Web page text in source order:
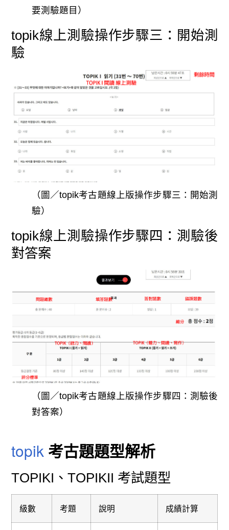
要測驗題目）
topik線上測驗操作步驟三：開始測
驗
（圖／topik考古題線上版操作步驟三：開始測
驗）
topik線上測驗操作步驟四：測驗後
對答案
（圖／topik考古題線上版操作步驟四：測驗後
對答案）
topik考古題題型解析
TOPIKI、TOPIKII 考試題型
級數 考題 說明 成績計算